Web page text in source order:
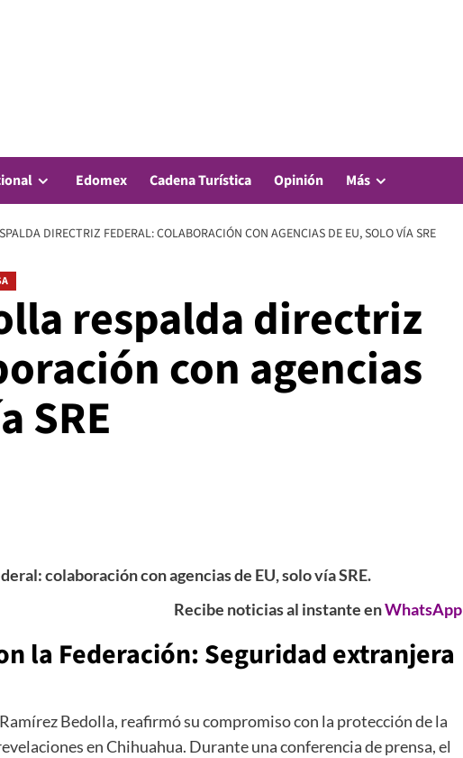
Edomex Cadena Turística Opinión Más
DIRECTRIZ FEDERAL: COLABORACIÓN CON AGENCIAS DE EU, SOLO VÍA SRE
respalda directriz
con agencias
SRE
colaboración con agencias de EU, solo vía SRE.
Recibe noticias al instante enWhatsApp
la Federación: Seguridad extranjera
Bedolla, reafirmó su compromiso con la protección de la
en Chihuahua. Durante una conferencia de prensa, el